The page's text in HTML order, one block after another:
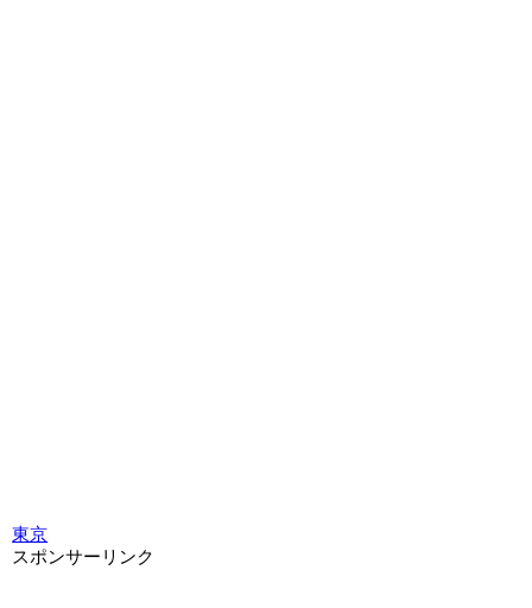
東京
スポンサーリンク